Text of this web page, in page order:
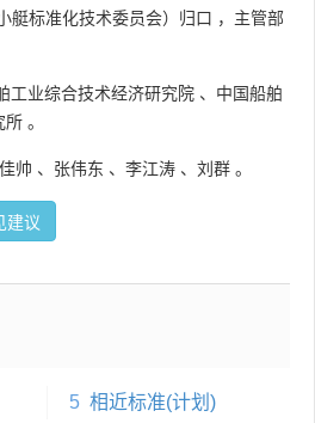
艇标准化技术委员会）归口 ，主管部
工业综合技术经济研究院 、 中国船舶
所 。
帅 、 张伟东 、 李江涛 、 刘群 。
建议
5 相近标准(计划)